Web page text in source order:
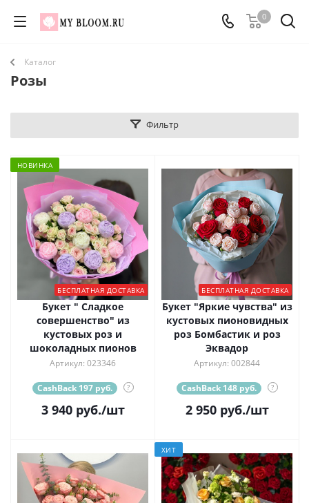
0
Каталог
Розы
Фильтр
НОВИНКА
БЕСПЛАТНАЯ ДОСТАВКА
Букет " Сладкое
совершенство" из
кустовых роз и
шоколадных пионов
Артикул: 023346
CashBack 197 руб. ?
3 940руб./шт
БЕСПЛАТНАЯ ДОСТАВКА
Букет "Яркие чувства" из
кустовых пионовидных
роз Бомбастик и роз
Эквадор
Артикул: 002844
CashBack 148 руб. ?
2 950руб./шт
ХИТ